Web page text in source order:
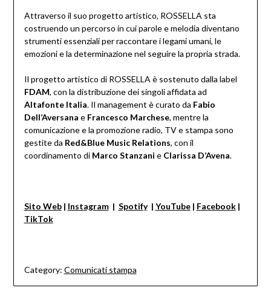
Attraverso il suo progetto artistico, ROSSELLA sta
costruendo un percorso in cui parole e melodia diventano
strumenti essenziali per raccontare i legami umani, le
emozioni e la determinazione nel seguire la propria strada.
Il progetto artistico di ROSSELLA è sostenuto dalla label
FDAM, con la distribuzione dei singoli affidata ad
Altafonte Italia. Il management è curato da Fabio
Dell’Aversana e Francesco Marchese, mentre la
comunicazione e la promozione radio, TV e stampa sono
gestite da Red&Blue Music Relations, con il
coordinamento di Marco Stanzani e Clarissa D’Avena.
Sito Web| Instagram| Spotify| YouTube| Facebook|
TikTok
Category: Comunicati stampa